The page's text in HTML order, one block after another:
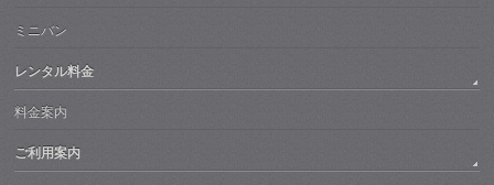
ミニバン
レンタル料金
料金案内
ご利用案内